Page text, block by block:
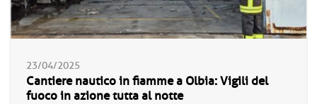
23/04/2025
Cantiere nautico in fiamme a Olbia: Vigili del
fuoco in azione tutta al notte